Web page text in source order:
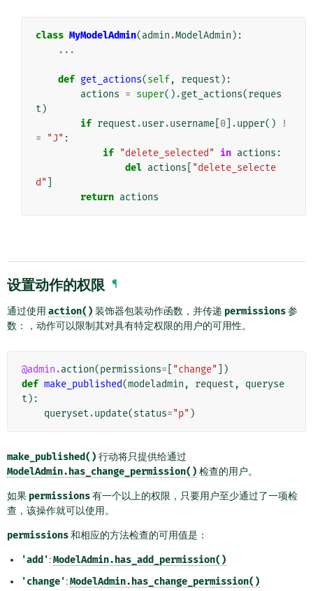
class MyModelAdmin(admin .ModelAdmin ):
...
def get_actions(self, request ):
actions = super() .get_actions(reques
t )
if request .user.username[ 0] .upper()
!
=
"J" :
if
"delete_selected" in actions :
del actions
"delete_selecte
d"
return actions
设置动作的权限 ¶
通过使用 action() 装饰器包装动作函数，并传递 permissions参
数：，动作可以限制其对具有特定权限的用户的可用性。
@admin .action(permissions= "change"
])
def make_published(modeladmin , request ,
queryse
t ):
queryset .update(status="p" )
make_published() 行动将只提供给通过
ModelAdmin.has_change_permission() 检查的用户。
如果 permissions有一个以上的权限，只要用户至少通过了一项检
查，该操作就可以使用。
permissions和相应的方法检查的可用值是：
'add':ModelAdmin.has_add_permission()
'change':ModelAdmin.has_change_permission()